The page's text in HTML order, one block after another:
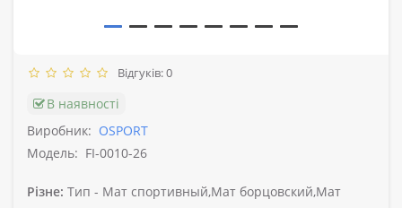
Відгуків: 0
В наявності
Виробник: OSPORT
Модель: FI-0010-26
Різне: Тип - Мат спортивный,Мат борцовский,Мат